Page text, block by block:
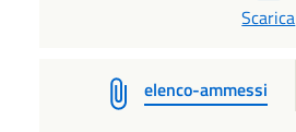
Scarica
elenco-ammessi